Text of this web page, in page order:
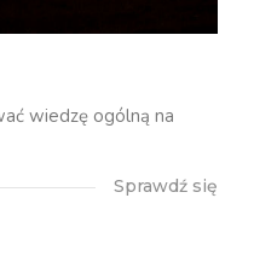
wiedzę ogólną na
Sprawdź się